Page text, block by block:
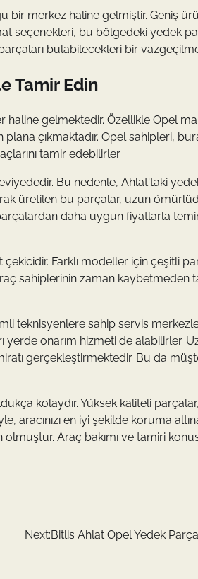
bir merkez haline gelmiştir. Geniş
seçenekleri, bu bölgedeki yedek
bulabilecekleri bir
Tamir Edin
haline gelmektedir. Özellikle Opel
çıkmaktadır. Opel sahipleri,
tamir edebilirler.
Bu nedenle, Ahlat'taki
üretilen bu parçalar, uzun
daha uygun fiyatlarla
çekicidir. Farklı modeller için çeşitli
sahiplerinin zaman kaybetmeden
teknisyenlere sahip servis
yerde onarım hizmeti de alabilirler.
gerçekleştirmektedir. Bu da
kolaydır. Yüksek kaliteli
aracınızı en iyi şekilde koruma
Araç bakımı ve tamiri
Next:Bitlis Ahlat Opel Yedek